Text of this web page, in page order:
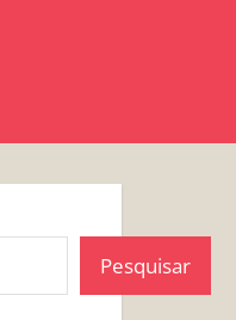
Pesquisar